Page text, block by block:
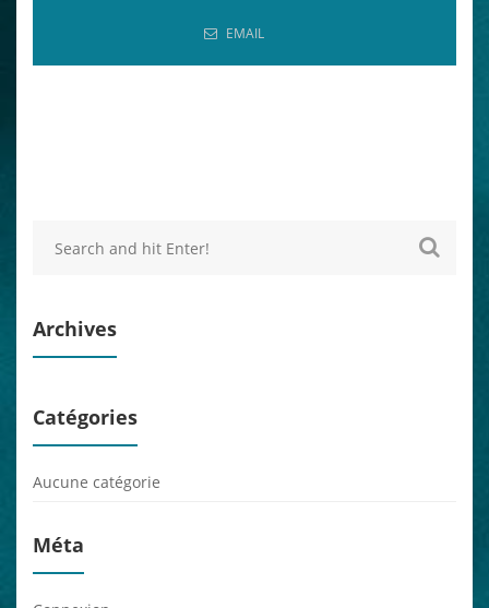
EMAIL
Archives
Catégories
Aucune catégorie
Méta